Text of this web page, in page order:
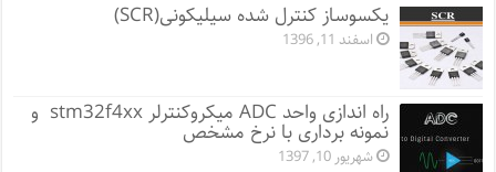
یکسوساز کنترل شده سیلیکونی(SCR)
اسفند 11, 1396
راه اندازی واحد ADC میکروکنترلر stm32f4xx و
نمونه برداری با نرخ مشخص
شهریور 10, 1397